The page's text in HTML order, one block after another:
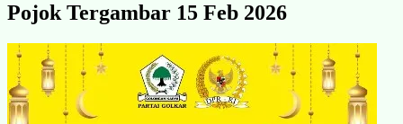
Pojok Tergambar 15 Feb 2026